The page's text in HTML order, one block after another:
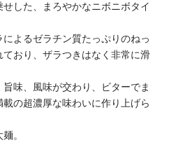
した、まろやかなニボニボタイ
よるゼラチン質たっぷりのねっ
おり、ザラつきはなく非常に滑
味、風味が交わり、ビターでま
の超濃厚な味わいに作り上げら
。